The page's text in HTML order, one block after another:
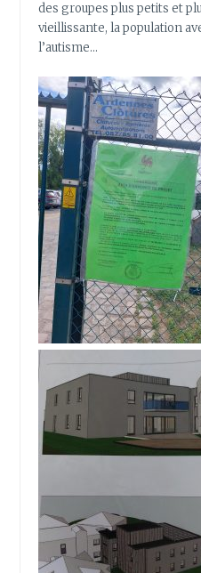
des groupes plus petits et
vieillissante, la population
l’autisme…